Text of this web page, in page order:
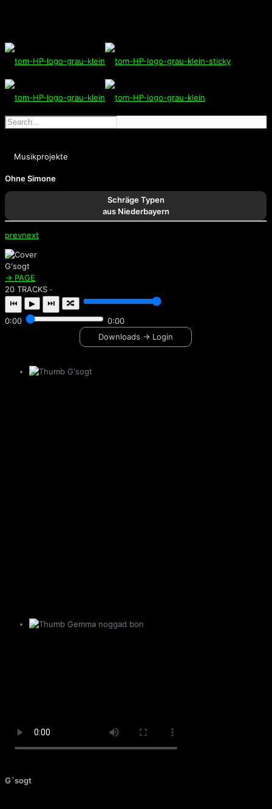
Musikprojekte
Ohne Simone
Schräge Typen
aus Niederbayern
prevnext
G'sogt
→ PAGE
20 TRACKS ·
⏮ ▶ ⏭ 🔀
0:00
0:00
Downloads → Login
G'sogt
Gemma noggad bon
G`sogt